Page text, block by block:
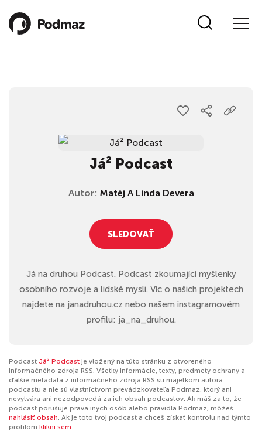
Já² Podcast
Autor: Matěj A Linda Devera
SLEDOVAŤ
Já na druhou Podcast. Podcast zkoumající myšlenky
osobního rozvoje a lidské mysli. Víc o našich projektech
najdete na janadruhou.cz nebo našem instagramovém
profilu: ja_na_druhou.
Podcast Já² Podcast je vložený na túto stránku z otvoreného
informačného zdroja RSS. Všetky informácie, texty, predmety ochrany a
ďalšie metadáta z informačného zdroja RSS sú majetkom autora
podcastu a nie sú vlastníctvom prevádzkovateľa Podmaz, ktorý ani
nevytvára ani nezodpovedá za ich obsah podcastov. Ak máš za to, že
podcast porušuje práva iných osôb alebo pravidlá Podmaz, môžeš
nahlásiť obsah. Ak je toto tvoj podcast a chceš získať kontrolu nad týmto
profilom klikni sem.